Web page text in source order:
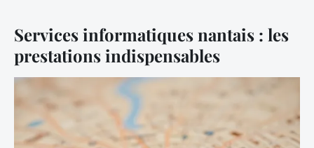
Services informatiques nantais : les
prestations indispensables